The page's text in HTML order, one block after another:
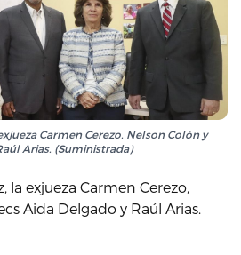
Carmen Cerezo, Nelson Colón y
Arias. (Suministrada)
la exjueza Carmen Cerezo,
Aida Delgado y Raúl Arias.